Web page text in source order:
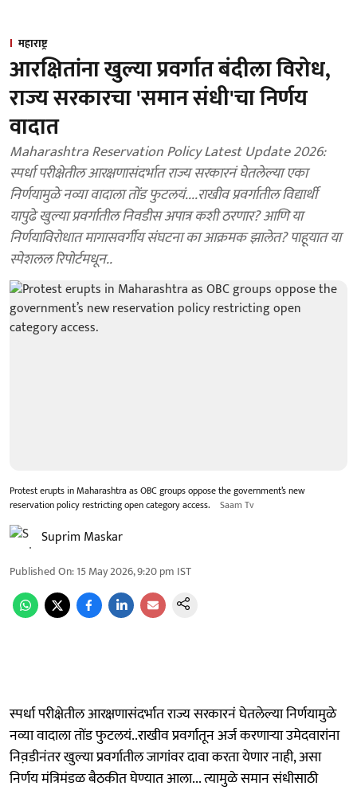
महाराष्ट्र
आरक्षितांना खुल्या प्रवर्गात बंदीला विरोध,
राज्य सरकारचा 'समान संधी'चा निर्णय
वादात
Maharashtra Reservation Policy Latest Update 2026:
स्पर्धा परीक्षेतील आरक्षणासंदर्भात राज्य सरकारनं घेतलेल्या एका
निर्णयामुळे नव्या वादाला तोंड फुटलयं....राखीव प्रवर्गातील विद्यार्थी
यापुढे खुल्या प्रवर्गातील निवडीस अपात्र कशी ठरणार? आणि या
निर्णयाविरोधात मागासवर्गीय संघटना का आक्रमक झालेत? पाहूयात या
स्पेशलल रिपोर्टमधून..
Protest erupts in Maharashtra as OBC groups oppose the government’s new
reservation policy restricting open category access.
Saam Tv
Suprim Maskar
Published On:15 May 2026, 9:20 pm IST
स्पर्धा परीक्षेतील आरक्षणासंदर्भात राज्य सरकारनं घेतलेल्या निर्णयामुळे
नव्या वादाला तोंड फुटलयं..राखीव प्रवर्गातून अर्ज करणाऱ्या उमेदवारांना
निव़डीनंतर खुल्या प्रवर्गातील जागांवर दावा करता येणार नाही, असा
निर्णय मंत्रिमंडळ बैठकीत घेण्यात आला... त्यामुळे समान संधीसाठी